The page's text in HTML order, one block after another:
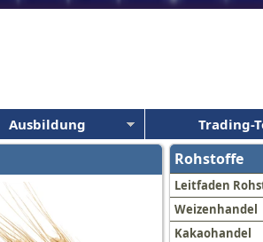
Ausbildung Trading-
Rohstoffe
Leitfaden
Weizenhandel
Kakaohandel